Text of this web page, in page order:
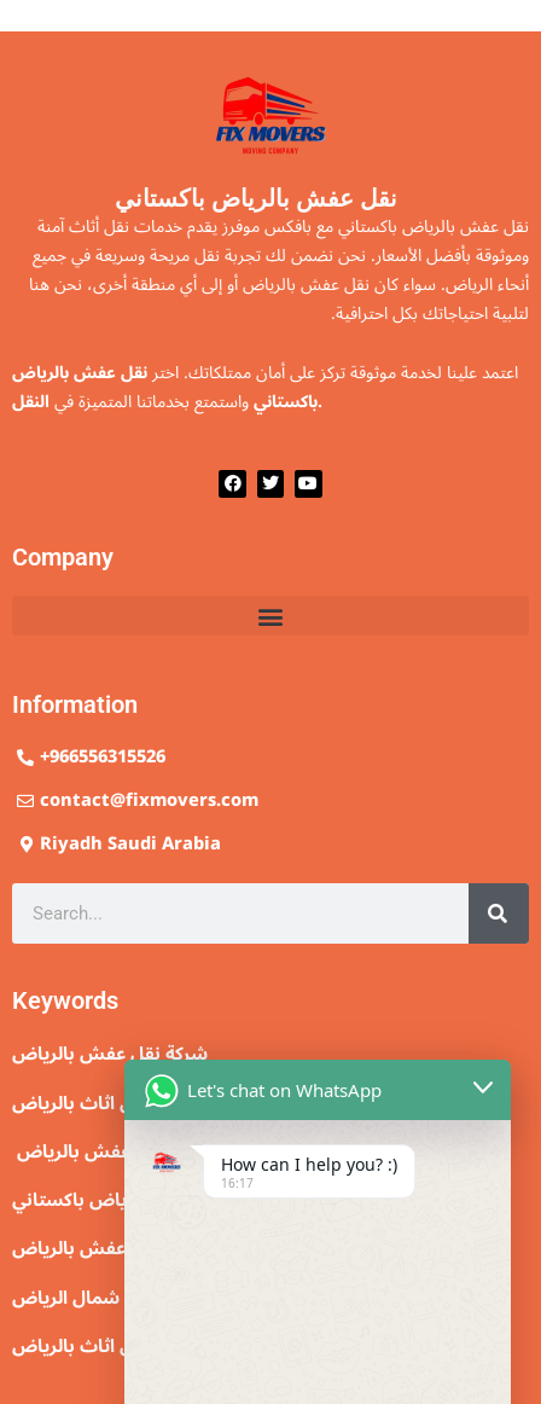
نقل عفش بالرياض باكستاني
نقل عفش بالرياض باكستاني مع بافكس موفرز يقدم خدمات نقل أثاث آمنة
وموثوقة بأفضل الأسعار. نحن نضمن لك تجربة نقل مريحة وسريعة في جميع
أنحاء الرياض. سواء كان نقل عفش بالرياض أو إلى أي منطقة أخرى، نحن هنا
لتلبية احتياجاتك بكل احترافية.
اعتمد علينا لخدمة موثوقة تركز على أمان ممتلكاتك. اخترنقل عفش بالرياض
باكستانيواستمتع بخدماتنا المتميزة في النقل.
F
a
T
w
Y
o
Company
Information
+966556315526
contact@fixmovers.com
Riyadh Saudi Arabia
Keywords
شركة نقل عفش بالرياض
نقل اثاث بالرياض
نقل عفش بالرياض
نقل عفش بالرياض باكستاني
دينا نقل عفش بالرياض
دينا نقل عفش شمال الرياض
شركة نقل اثاث بالرياض
Let's chat on WhatsApp
How can I help you? :)
16:17